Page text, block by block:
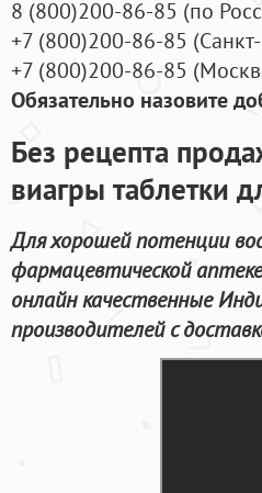
8 (800)200-86-85 (по
+7 (800)200-86-85 (
+7 (800)200-86-85 (
Обязательно назовите
Без рецепта
виагры таблетки
Для хорошей потенции
фармацевтической
онлайн качественные
производителей с